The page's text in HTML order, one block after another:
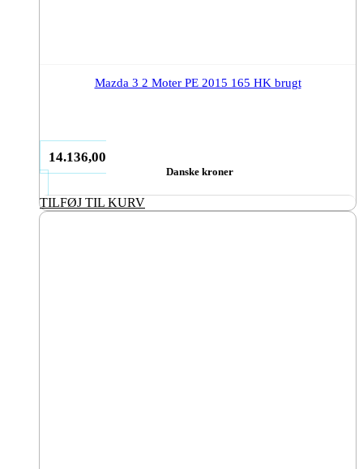
Mazda 3 2 Moter PE 2015 165 HK brugt
14.136,00
Danske kroner
TILFØJ TIL KURV